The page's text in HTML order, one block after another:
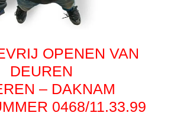
OPENEN VAN
DEUREN
– DAKNAM
0468/11.33.99